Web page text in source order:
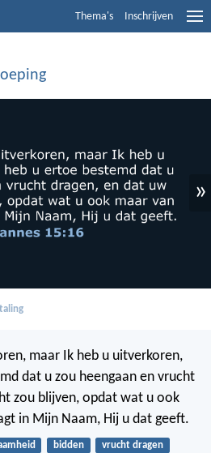
Thema's Inschrijven
»
maar Ik heb u uitverkoren,
dat u zou heengaan en vrucht
zou blijven, opdat wat u ook
in Mijn Naam, Hij u dat geeft.
bidden vrucht dragen